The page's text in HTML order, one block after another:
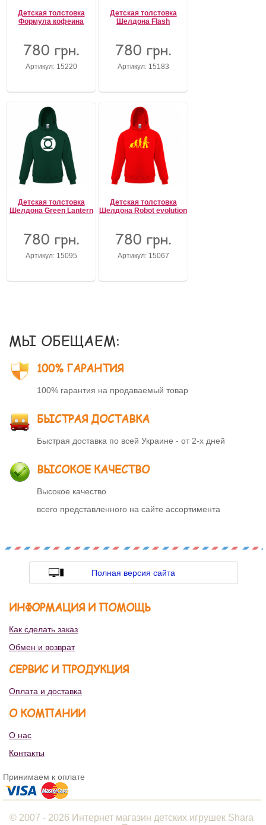
Детская толстовка
Формула кофеина
780 грн.
Артикул: 15220
Детская толстовка
Шелдона Flash
780 грн.
Артикул: 15183
Детская толстовка
Шелдона Green Lantern
780 грн.
Артикул: 15095
Детская толстовка
Шелдона Robot evolution
780 грн.
Артикул: 15067
МЫ ОБЕЩАЕМ:
100% ГАРАНТИЯ
100% гарантия на продаваемый товар
БЫСТРАЯ ДОСТАВКА
Быстрая доставка по всей Украине - от 2-х дней
ВЫСОКОЕ КАЧЕСТВО
Высокое качество
всего представленного на сайте ассортимента
Полная версия сайта
ИНФОРМАЦИЯ И ПОМОЩЬ
Как сделать заказ
Обмен и возврат
СЕРВИС И ПРОДУКЦИЯ
Оплата и доставка
О КОМПАНИИ
О нас
Контакты
Принимаем к оплате
© 2007 - 2026 Интернет магазин детских игрушек Shara